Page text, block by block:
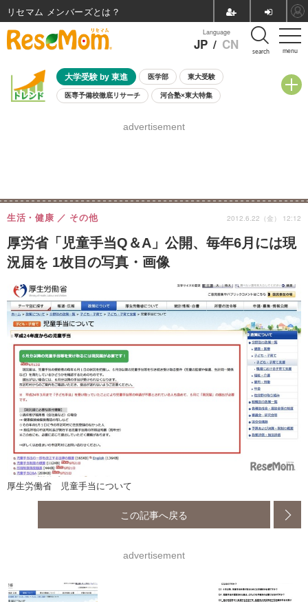
menu
Language
JP / CN search
大学受験 by 東進 医学部 東大受験
医専予備校徹底リサーチ 河合塾×東大特集
8月開催学校説明会・相談会
advertisement
厚労省「児童手当Q＆A」公開、毎年6月には現
況届を 1枚目の写真・画像
生活・健康 その他 2012.6.22（金） 12:12
厚生労働省 児童手当について
この記事へ戻る
advertisement
リセマム メンバーズ